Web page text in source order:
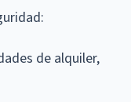
de alquiler,